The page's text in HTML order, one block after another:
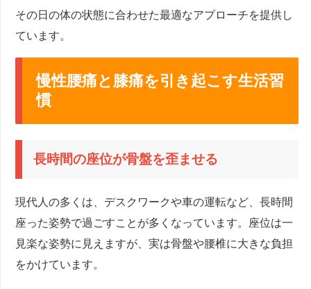
その日の体の状態に合わせた最適なアプローチを提供し
ています。
慢性腰痛と膝痛を引き起こす生活習
慣
長時間の座位が骨盤を歪ませる
現代人の多くは、デスクワークや車の運転など、長時間
座った姿勢で過ごすことが多くなっています。座位は一
見楽な姿勢に見えますが、実は骨盤や腰椎に大きな負担
をかけています。